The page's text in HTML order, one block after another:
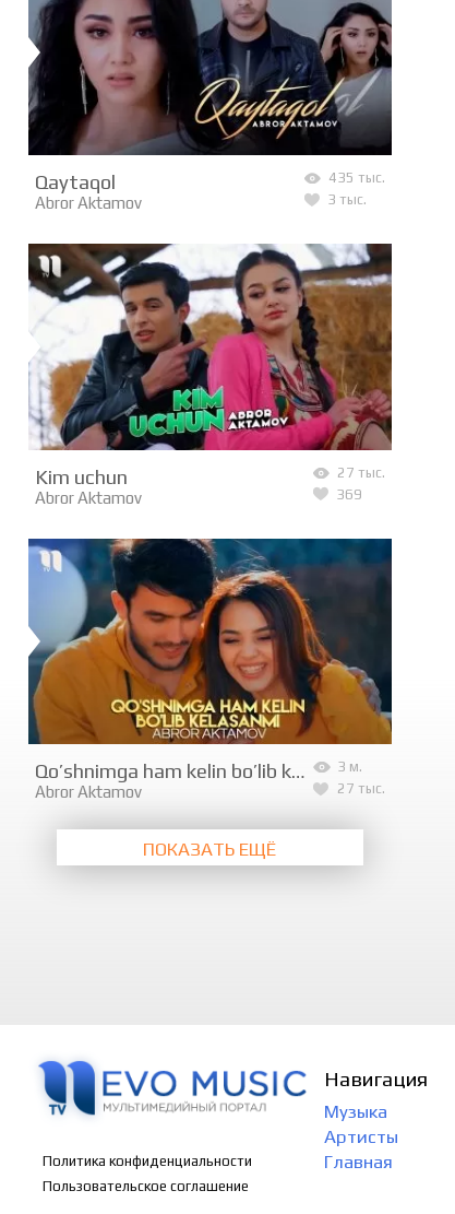
435 тыс.
3 тыс.
Qaytaqol
Abror Aktamov
27 тыс.
369
Kim uchun
Abror Aktamov
3 м.
27 тыс.
Qo’shnimga ham kelin bo’lib kelasanmi
Abror Aktamov
ПОКАЗАТЬ ЕЩЁ
Политика конфиденциальности
Пользовательское соглашение
Навигация
Музыка
Артисты
Главная